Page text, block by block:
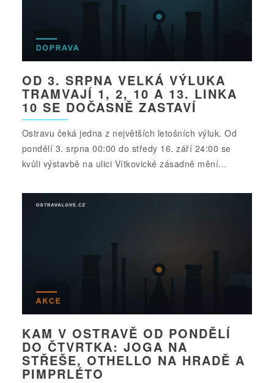
OD 3. SRPNA VELKÁ VÝLUKA
TRAMVAJÍ 1, 2, 10 A 13. LINKA
10 SE DOČASNĚ ZASTAVÍ
Ostravu čeká jedna z největších letošních výluk. Od
pondělí 3. srpna 00:00 do středy 16. září 24:00 se
kvůli výstavbě na ulici Vítkovické zásadně mění...
KAM V OSTRAVĚ OD PONDĚLÍ
DO ČTVRTKA: JOGA NA
STŘEŠE, OTHELLO NA HRADĚ A
PIMPRLÉTO